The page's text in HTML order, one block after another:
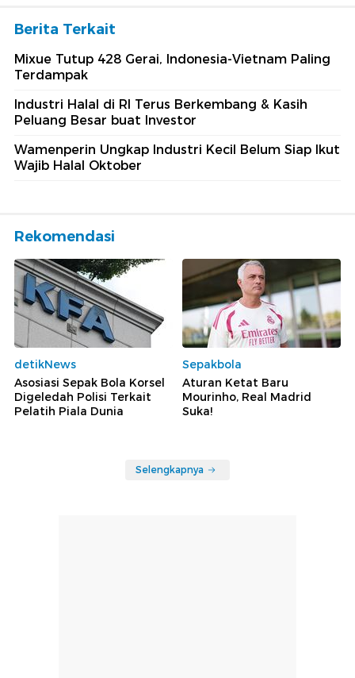
Berita Terkait
Mixue Tutup 428 Gerai, Indonesia-Vietnam Paling
Terdampak
Industri Halal di RI Terus Berkembang & Kasih
Peluang Besar buat Investor
Wamenperin Ungkap Industri Kecil Belum Siap Ikut
Wajib Halal Oktober
Rekomendasi
detikNews
Asosiasi Sepak Bola Korsel
Digeledah Polisi Terkait
Pelatih Piala Dunia
Sepakbola
Aturan Ketat Baru
Mourinho, Real Madrid
Suka!
Selengkapnya